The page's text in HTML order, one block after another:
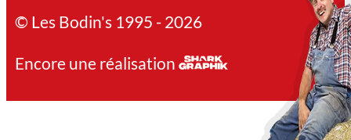
© Les Bodin's 1995 - 2026
Encore une réalisation